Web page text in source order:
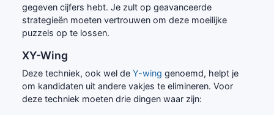
gegeven cijfers hebt. Je zult op geavanceerde
strategieën moeten vertrouwen om deze moeilijke
puzzels op te lossen.
XY-Wing
Deze techniek, ook wel de Y-wing genoemd, helpt je
om kandidaten uit andere vakjes te elimineren. Voor
deze techniek moeten drie dingen waar zijn: